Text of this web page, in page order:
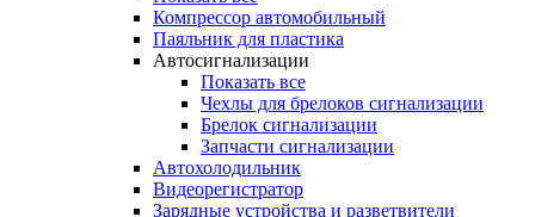
Компрессор автомобильный
Паяльник для пластика
Автосигнализации
Показать все
Чехлы для брелоков сигнализации
Брелок сигнализации
Запчасти сигнализации
Автохолодильник
Видеорегистратор
Зарядные устройства и разветвители